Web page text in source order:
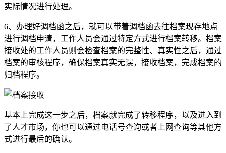
实际情况进行处理。
6、办理好调档函之后，就可以带着调档函去往档案现存地点
进行调档申请，工作人员会通过特定方式进行档案转移。档案
接收处的工作人员则会检查档案的完整性、真实性之后，通过
档案的审核程序，确保档案真实无误，接收档案，完成档案的
归档程序。
基本上完成这一步之后，档案就完成了转移程序，以及进入到
了人才市场，你也可以通过电话号查询或者上网查询等其他方
式进行最后的确认。